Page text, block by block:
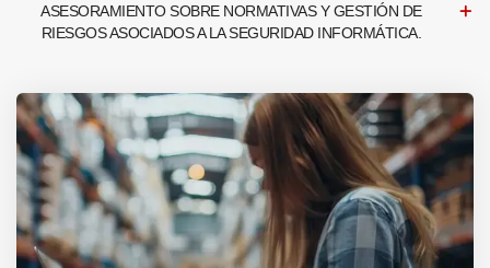
ASESORAMIENTO SOBRE NORMATIVAS Y GESTIÓN DE
RIESGOS ASOCIADOS A LA SEGURIDAD INFORMÁTICA.